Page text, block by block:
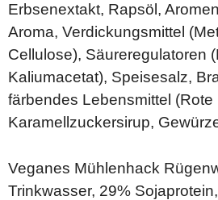
Erbsenextakt, Rapsöl,
Aroma, Verdickungsmittel
Cellulose), Säureregulatoren
Kaliumacetat), Speisesalz,
färbendes Lebensmittel (Rote
Karamellzuckersirup,
Veganes Mühlenhack
Trinkwasser, 29%